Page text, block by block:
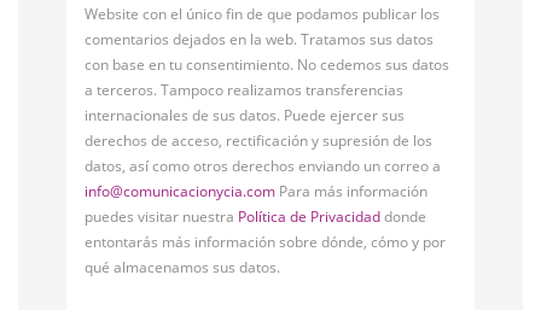
Website con el único fin de que podamos publicar los
comentarios dejados en la web. Tratamos sus datos
con base en tu consentimiento. No cedemos sus datos
a terceros. Tampoco realizamos transferencias
internacionales de sus datos. Puede ejercer sus
derechos de acceso, rectificación y supresión de los
datos, así como otros derechos enviando un correo a
info@comunicacionycia.com Para más información
puedes visitar nuestra Política de Privacidaddonde
entontarás más información sobre dónde, cómo y por
qué almacenamos sus datos.